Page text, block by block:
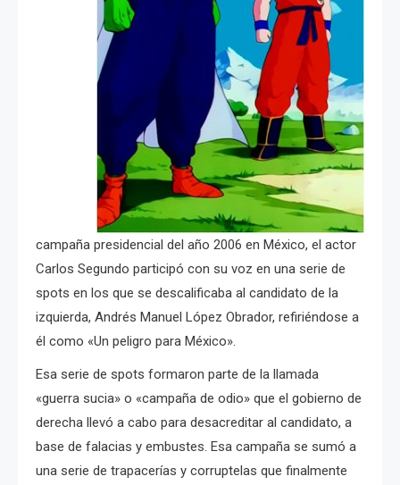
campaña presidencial del año 2006 en México, el actor
Carlos Segundo participó con su voz en una serie de
spots en los que se descalificaba al candidato de la
izquierda, Andrés Manuel López Obrador, refiriéndose a
él como «Un peligro para México».
Esa serie de spots formaron parte de la llamada
«guerra sucia» o «campaña de odio» que el gobierno de
derecha llevó a cabo para desacreditar al candidato, a
base de falacias y embustes. Esa campaña se sumó a
una serie de trapacerías y corruptelas que finalmente